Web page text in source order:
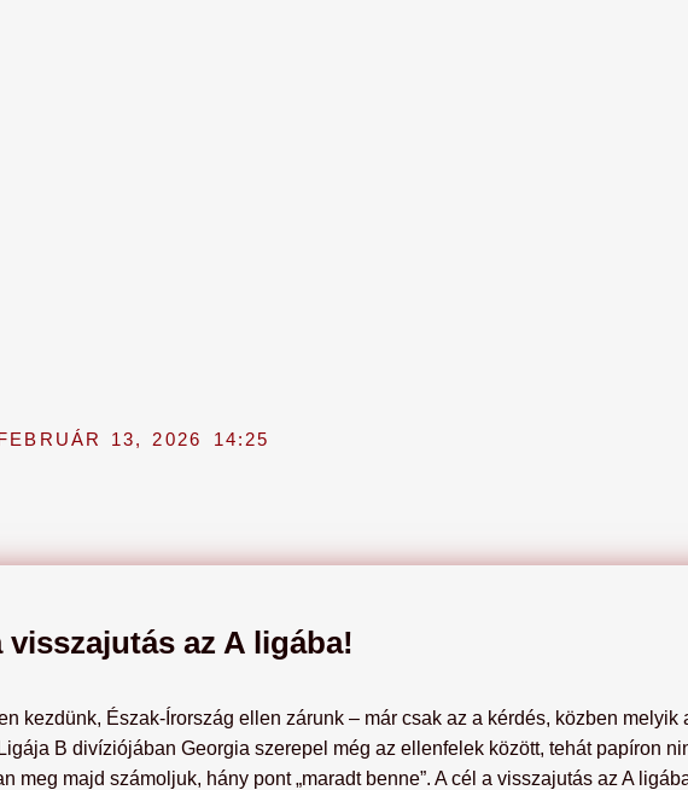
13, 2026 14:25
visszajutás az A ligába!
kezdünk, Észak-Írország ellen zárunk – már csak az a kérdés, közben melyik
B divíziójában Georgia szerepel még az ellenfelek között, tehát papíron
meg majd számoljuk, hány pont „maradt benne”. A cél a visszajutás az A